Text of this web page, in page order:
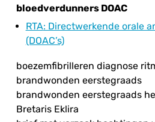
bloedverdunners DOAC
RTA: Directwerkende orale
(DOAC’s)
boezemfibrilleren diagnose
brandwonden eerstegraads
brandwonden eerstegraads
Bretaris Eklira